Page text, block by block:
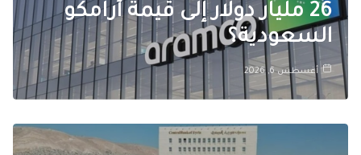
26 مليار دولار إلى قيمة أرامكو
السعودية؟
أغسطس 6, 2026